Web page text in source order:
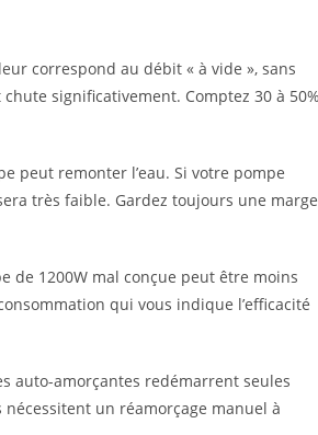
correspond au débit « à vide », sans
significativement. Comptez 30 à
peut remonter l’eau. Si votre pompe
très faible. Gardez toujours une marge
de 1200W mal conçue peut être moins
qui vous indique l’efficacité
auto-amorçantes redémarrent seules
un réamorçage manuel à